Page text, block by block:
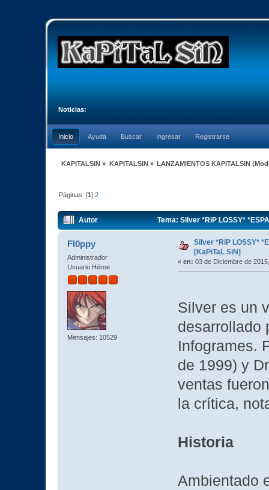
Noticias:
Inicio Ayuda Buscar Ingresar Registrarse
KAPITALSIN » KAPITALSIN» LANZAMIENTOS KAPITALSIN
Páginas: [1]2
Autor Tema: Silver *RiP LOSSY*
Fl0ppy
Administrador
Usuario Héroe
Mensajes: 10529
Silver *RiP LOSSY*
[KaPiTaL SiN]
« en: 03 de Diciembre de
Silver es un
desarrollado
Infogrames.
de 1999) y
ventas
la crítica,
Historia
Ambientado